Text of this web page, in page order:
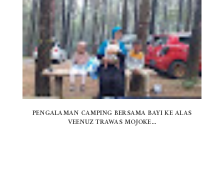
PENGALAMAN CAMPING BERSAMA BAYI KE ALAS
VEENUZ TRAWAS MOJOKE...